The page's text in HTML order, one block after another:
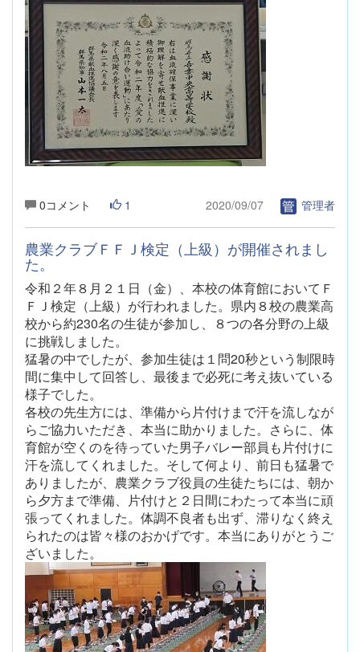
0コメント 1 2020/09/07 管理者
農業クラブＦＦＪ検定（上級）が開催されまし
た。
令和２年８月２１日（金）、本校の体育館においてＦ
ＦＪ検定（上級）が行われました。県内８校の農業高
校から約230名の生徒が参加し、８つの各分野の上級
に挑戦しました。
猛暑の中でしたが、参加生徒は１問20秒という制限時
間に集中して回答し、最後まで必死に考え抜いている
様子でした。
各校の先生方には、準備から片付けまで汗を流しなが
らご協力いただき、本当に助かりました。さらに、体
育館が空くのを待っていた男子バレー部員も片付けに
汗を流してくれました。そして何より、前日も猛暑で
ありましたが、農業クラブ役員の生徒たちには、朝か
ら夕方まで準備、片付けと２日間にわたって本当に頑
張ってくれました。体調不良者も出ず、滞りなく終え
られたのは皆々様のおかげです。本当にありがとうご
ざいました。